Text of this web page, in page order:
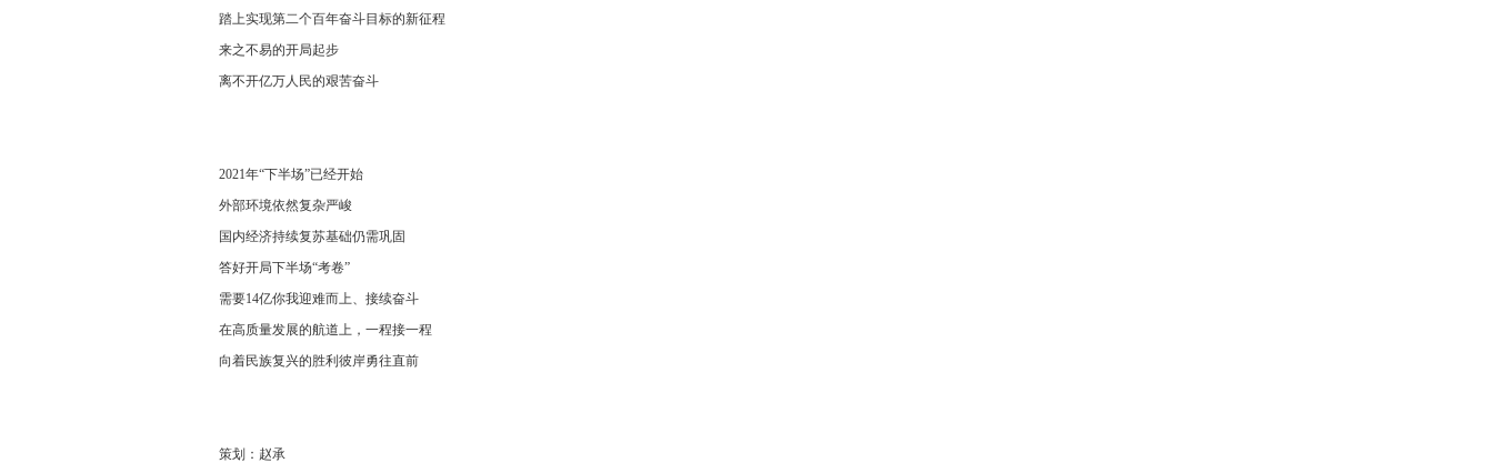
踏上实现第二个百年奋斗目标的新征程
来之不易的开局起步
离不开亿万人民的艰苦奋斗
2021年“下半场”已经开始
外部环境依然复杂严峻
国内经济持续复苏基础仍需巩固
答好开局下半场“考卷”
需要14亿你我迎难而上、接续奋斗
在高质量发展的航道上，一程接一程
向着民族复兴的胜利彼岸勇往直前
策划：赵承